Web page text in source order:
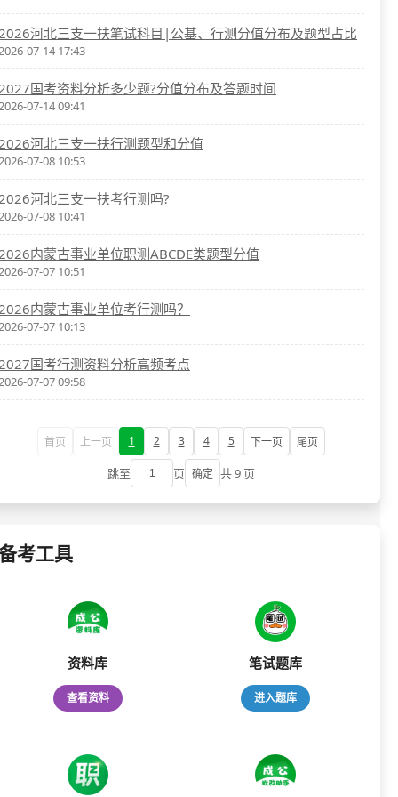
河北三支一扶笔试科目|公基、行测分值分布及题型占比
07-14 17:43
国考资料分析多少题?分值分布及答题时间
07-14 09:41
河北三支一扶行测题型和分值
07-08 10:53
河北三支一扶考行测吗?
07-08 10:41
内蒙古事业单位职测ABCDE类题型分值
07-07 10:51
内蒙古事业单位考行测吗？
07-07 10:13
国考行测资料分析高频考点
07-07 09:58
首页 上一页 1 2 3 4 5 下一页 尾页
跳至 页 确定 共 9 页
考工具
资料库
查看资料
笔试题库
进入题库